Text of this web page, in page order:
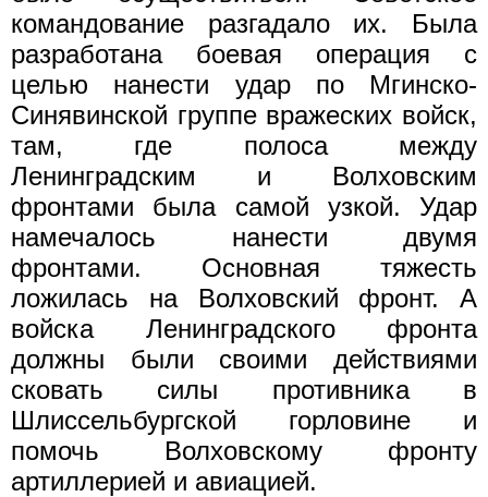
командование разгадало их. Была
разработана боевая операция с
целью нанести удар по Мгинско-
Синявинской группе вражеских войск,
там, где полоса между
Ленинградским и Волховским
фронтами была самой узкой. Удар
намечалось нанести двумя
фронтами. Основная тяжесть
ложилась на Волховский фронт. А
войска Ленинградского фронта
должны были своими действиями
сковать силы противника в
Шлиссельбургской горловине и
помочь Волховскому фронту
артиллерией и авиацией.